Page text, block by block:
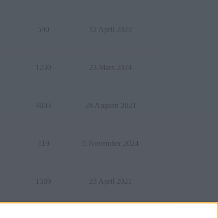
590 12 April 2023
1230 23 Mars 2024
4603 28 Augusti 2021
119 5 November 2024
1569 23 April 2021